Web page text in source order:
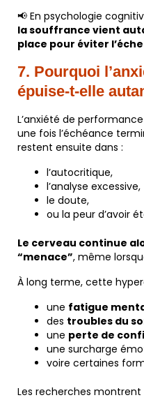
📢 En psychologie
la souffrance vient
place pour éviter
7. Pourquoi
épuise-t-elle
L’anxiété de
une fois l’échéance
restent ensuite dans :
l’autocritique,
l’analyse excessive,
le doute,
ou la peur d’avoir
Le cerveau continue
“menace”, même
À long terme, cette
une fatigue
des troubles du
une perte de
une surcharge
voire certaines
Les recherches